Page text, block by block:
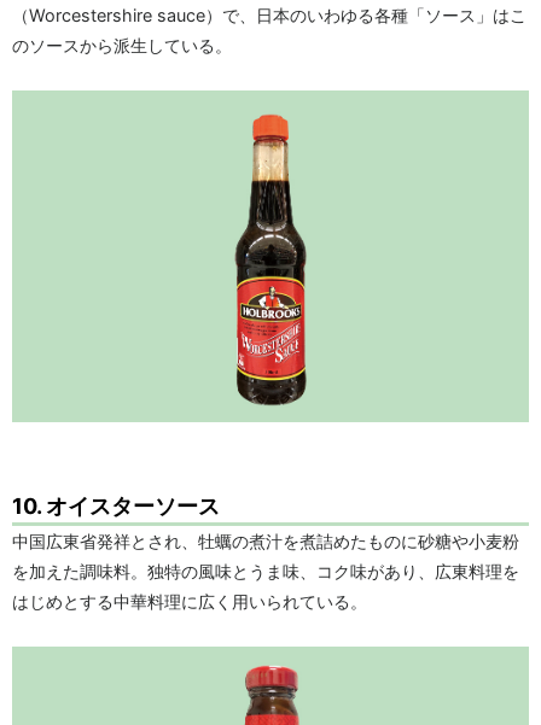
（Worcestershire sauce）で、日本のいわゆる各種「ソース」はこ
のソースから派生している。
10. オイスターソース
中国広東省発祥とされ、牡蠣の煮汁を煮詰めたものに砂糖や小麦粉
を加えた調味料。独特の風味とうま味、コク味があり、広東料理を
はじめとする中華料理に広く用いられている。